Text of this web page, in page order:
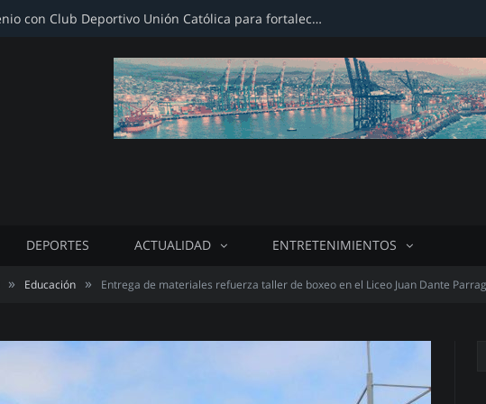
Firman convenio con Club Deportivo Unión Católica para fortalecer infraestructura deportiva
DEPORTES ACTUALIDAD ENTRETENIMIENTOS
» Educación » Entrega de materiales refuerza taller de boxeo en el Liceo Juan Dante